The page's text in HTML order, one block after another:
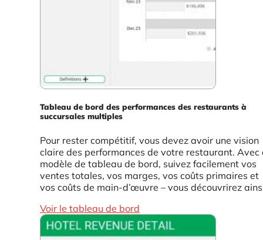
Tableau de bord des performances des restaurants à
succursales multiples
Pour rester compétitif, vous devez avoir une vision
claire des performances de votre restaurant. Avec
modèle de tableau de bord, suivez facilement vos
ventes totales, vos marges, vos coûts primaires et
vos coûts de main-d’œuvre – vous découvrirez
Voir le tableau de bord